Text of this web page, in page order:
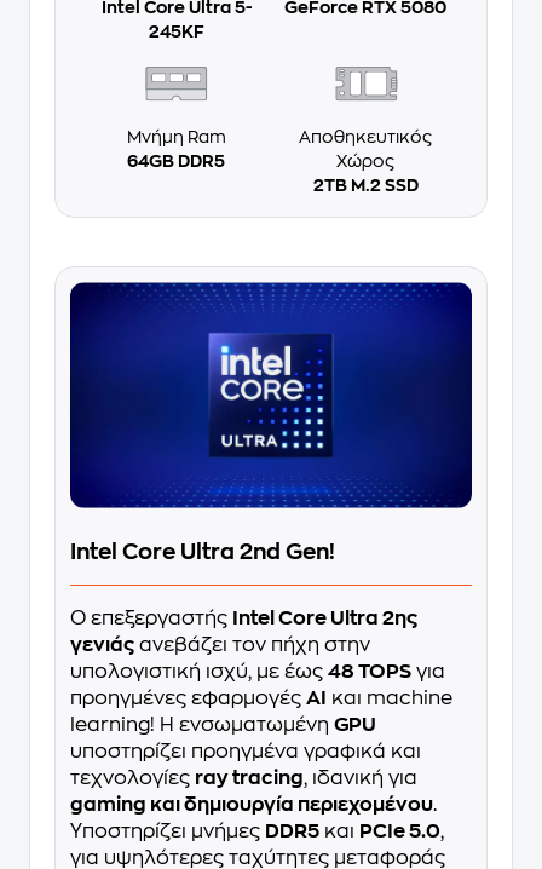
Intel Core Ultra 5-
245KF
GeForce RTX 5080
Μνήμη Ram
64GB DDR5
Αποθηκευτικός
Χώρος
2TB M.2 SSD
Intel Core Ultra 2nd Gen!
Ο επεξεργαστής
Intel Core Ultra 2ης
γενιάς ανεβάζει τον πήχη στην
υπολογιστική ισχύ, με έως 48 TOPS για
προηγμένες εφαρμογές AI
και machine
learning! Η ενσωματωμένη GPU
υποστηρίζει προηγμένα γραφικά και
τεχνολογίες ray tracing, ιδανική για
gaming και δημιουργία περιεχομένου.
Υποστηρίζει μνήμες DDR5 και PCIe 5.0,
για υψηλότερες ταχύτητες μεταφοράς